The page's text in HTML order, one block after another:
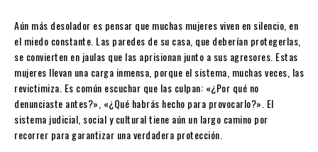
Aún más desolador es pensar que muchas mujeres viven en silencio, en
el miedo constante. Las paredes de su casa, que deberían protegerlas,
se convierten en jaulas que las aprisionan junto a sus agresores. Estas
mujeres llevan una carga inmensa, porque el sistema, muchas veces, las
revictimiza. Es común escuchar que las culpan: «¿Por qué no
denunciaste antes?», «¿Qué habrás hecho para provocarlo?». El
sistema judicial, social y cultural tiene aún un largo camino por
recorrer para garantizar una verdadera protección.